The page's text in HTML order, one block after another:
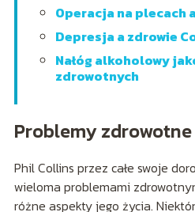
Operacja na plecach
Depresja a zdrowie
Nałóg alkoholowy
zdrowotnych
Problemy
Phil Collins przez całe swoje
wieloma problemami
różne aspekty jego życia.